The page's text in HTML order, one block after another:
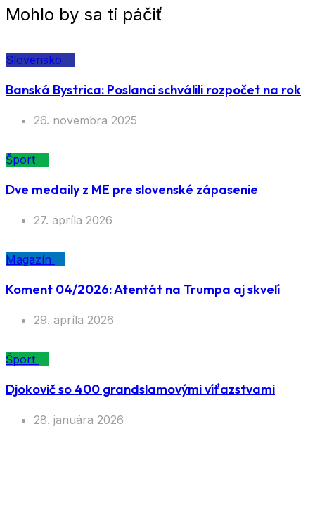
Mohlo by sa ti páčiť
Slovensko
Banská Bystrica: Poslanci schválili rozpočet na rok
26. novembra 2025
Šport
Dve medaily z ME pre slovenské zápasenie
27. apríla 2026
Magazín
Koment 04/2026: Atentát na Trumpa aj skvelí
29. apríla 2026
Šport
Djokovič so 400 grandslamovými víťazstvami
28. januára 2026